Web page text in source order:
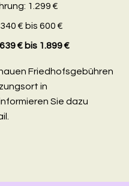
1.299 €
€ bis 600 €
€ bis 1.899 €
Friedhofsgebühren
in
Sie dazu